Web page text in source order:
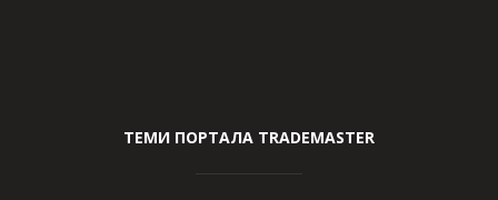
ТЕМИ ПОРТАЛА TRADEMASTER